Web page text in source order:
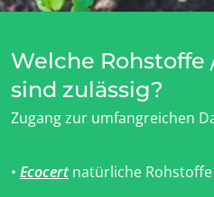
Amerika
Brasilien (Portugiesisch)
Chile (Spanisch)
Kanada (Englisch)
Welche
sind zulässig?
Zugang zur umfangreichen
• Ecocertnatürliche Rohstoffe